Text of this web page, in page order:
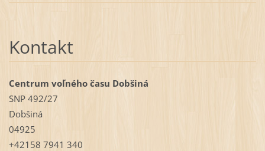
Kontakt
Centrum voľného času Dobšiná
SNP 492/27
Dobšiná
04925
+42158 7941 340